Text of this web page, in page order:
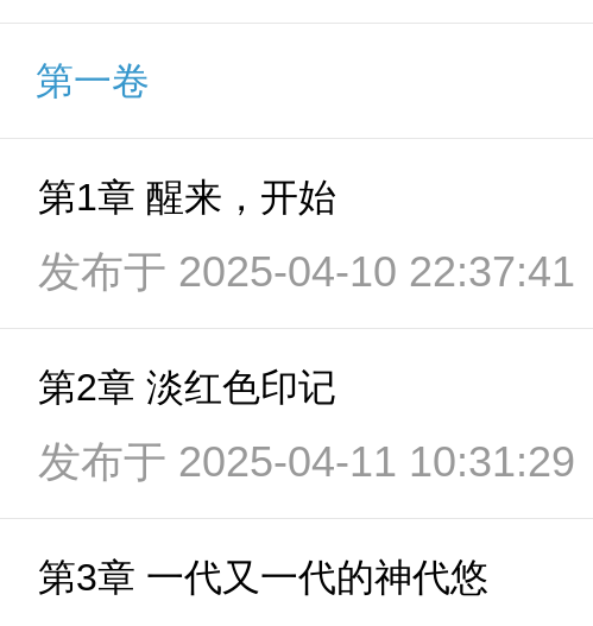
第一卷
第1章 醒来，开始
发布于 2025-04-10 22:37:41
第2章 淡红色印记
发布于 2025-04-11 10:31:29
第3章 一代又一代的神代悠